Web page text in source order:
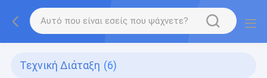
Τεχνική Διάταξη (6)